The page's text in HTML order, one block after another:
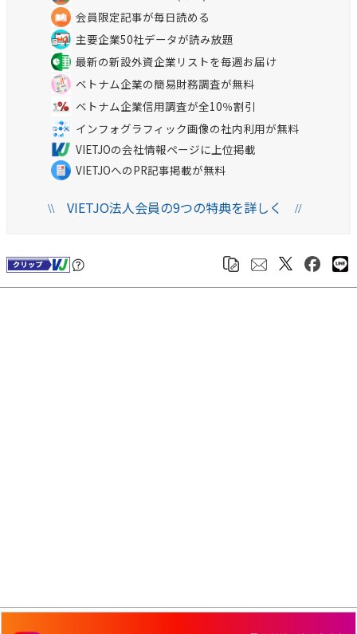
会員限定記事が毎日読める
主要企業50社データが読み放題
最新の新設外資企業リストを毎週お届け
ベトナム企業の簡易財務調査が無料
ベトナム企業信用調査が全10％割引
インフォグラフィック画像の社内利用が無料
VIETJOの会社情報ページに上位掲載
VIETJOへのPR記事掲載が無料
\\VIETJO法人会員の9つの特典を詳しく //